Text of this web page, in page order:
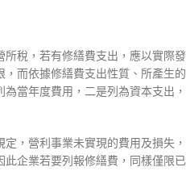
稅，若有修繕費支出，應以實際發
而依據修繕費支出性質、所產生的
當年度費用，二是列為資本支出，
，營利事業未實現的費用及損失，
企業若要列報修繕費，同樣僅限已